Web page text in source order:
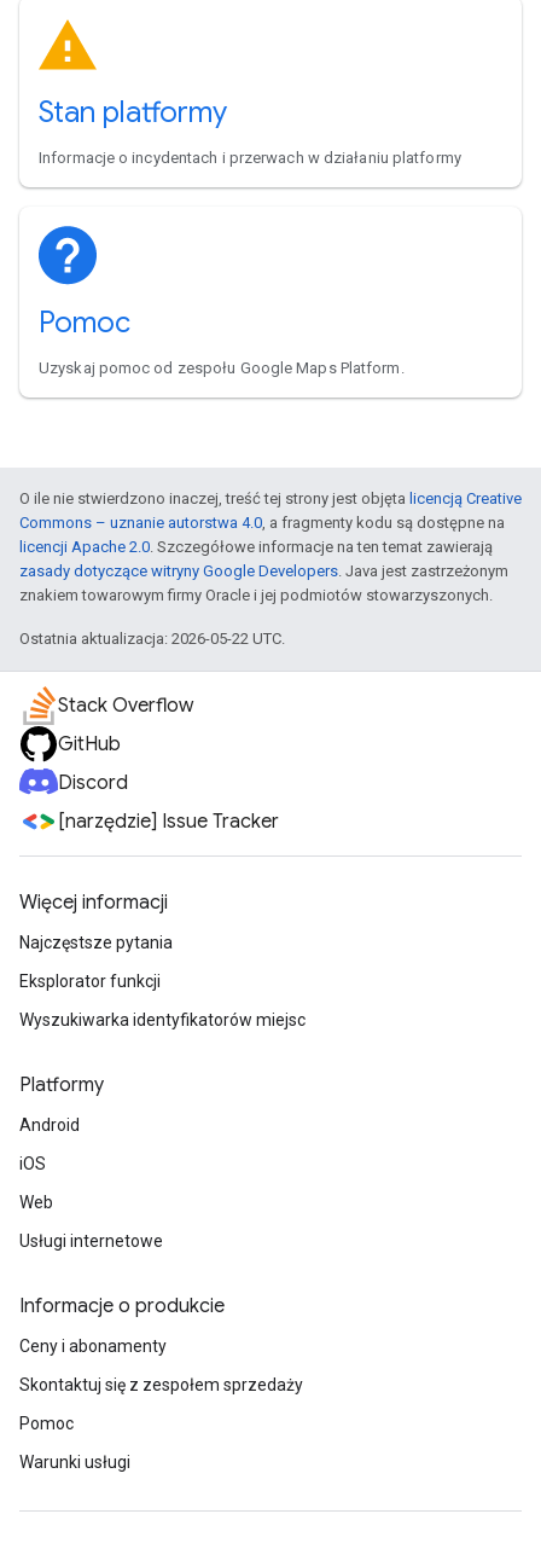
Stan platformy
Informacje o incydentach i przerwach w działaniu platformy
Pomoc
Uzyskaj pomoc od zespołu Google Maps Platform.
O ile nie stwierdzono inaczej, treść tej strony jest objęta licencją Creative
Commons – uznanie autorstwa 4.0, a fragmenty kodu są dostępne na
licencji Apache 2.0. Szczegółowe informacje na ten temat zawierają
zasady dotyczące witryny Google Developers. Java jest zastrzeżonym
znakiem towarowym firmy Oracle i jej podmiotów stowarzyszonych.
Ostatnia aktualizacja: 2026-05-22 UTC.
Stack Overflow
GitHub
Discord
[narzędzie] Issue Tracker
Więcej informacji
Najczęstsze pytania
Eksplorator funkcji
Wyszukiwarka identyfikatorów miejsc
Platformy
Android
iOS
Web
Usługi internetowe
Informacje o produkcie
Ceny i abonamenty
Skontaktuj się z zespołem sprzedaży
Pomoc
Warunki usługi